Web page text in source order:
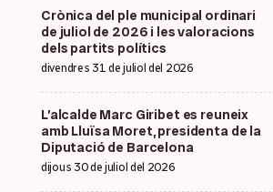
Crònica del ple municipal ordinari
de juliol de 2026 i les valoracions
dels partits polítics
divendres 31 de juliol del 2026
L’alcalde Marc Giribet es reuneix
amb Lluïsa Moret, presidenta de la
Diputació de Barcelona
dijous 30 de juliol del 2026